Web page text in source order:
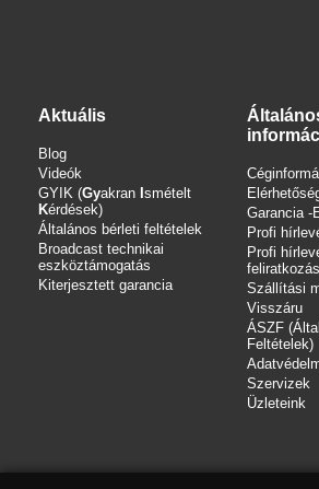
Aktuális
Blog
Videók
GYIK (Gyakran smételt
Kérdések)
Általános bérleti feltételek
Broadcast technikai
eszköztámogatás
Kiterjesztett garancia
Garancia -
Profi
Profi
feliratkozás
Szállítási
Visszáru
ÁSZF
Feltételek)
Szervizek
Üzleteink